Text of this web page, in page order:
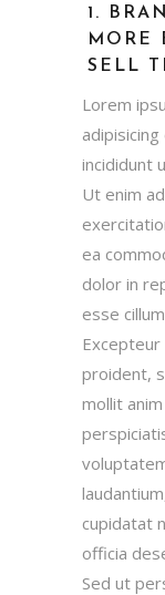
MORE
SELL
Lorem
incididunt
Ut enim
ea
dolor in
esse
proident,
mollit
cupidatat
officia
Sed ut